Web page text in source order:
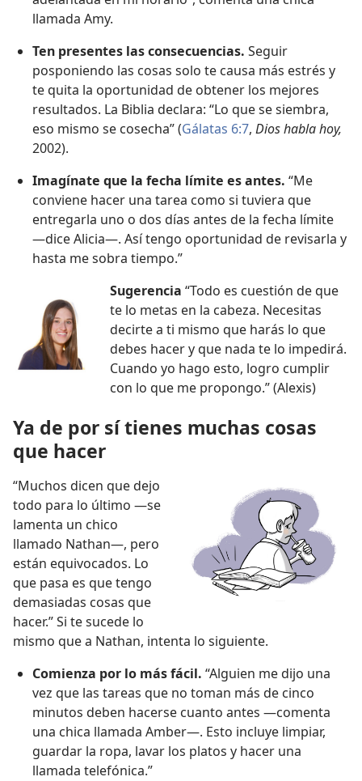
llamada Amy.
Ten presentes las consecuencias. Seguir
posponiendo las cosas solo te causa más estrés y
te quita la oportunidad de obtener los mejores
resultados. La Biblia declara: “Lo que se siembra,
eso mismo se cosecha” (Gálatas 6:​7, Dios habla hoy,
2002).
Imagínate que la fecha límite es antes. “Me
conviene hacer una tarea como si tuviera que
entregarla uno o dos días antes de la fecha límite
—dice Alicia—. Así tengo oportunidad de revisarla y
hasta me sobra tiempo.”
Sugerencia “Todo es cuestión de que
te lo metas en la cabeza. Necesitas
decirte a ti mismo que harás lo que
debes hacer y que nada te lo impedirá.
Cuando yo hago esto, logro cumplir
con lo que me propongo.” (Alexis)
Ya de por sí tienes muchas cosas
que hacer
“Muchos dicen que dejo
todo para lo último —se
lamenta un chico
llamado Nathan—, pero
están equivocados. Lo
que pasa es que tengo
demasiadas cosas que
hacer.” Si te sucede lo
mismo que a Nathan, intenta lo siguiente.
Comienza por lo más fácil. “Alguien me dijo una
vez que las tareas que no toman más de cinco
minutos deben hacerse cuanto antes —comenta
una chica llamada Amber—. Esto incluye limpiar,
guardar la ropa, lavar los platos y hacer una
llamada telefónica.”